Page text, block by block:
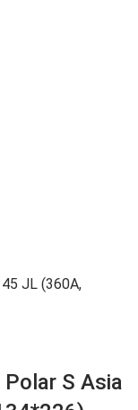
JL (360A,
S Asia